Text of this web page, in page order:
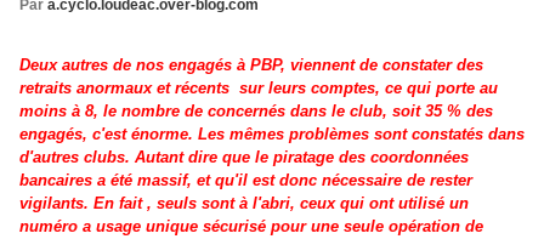
Par a.cyclo.loudeac.over-blog.com
Deux autres de nos engagés à PBP, viennent de constater des
retraits anormaux et récents sur leurs comptes, ce qui porte au
moins à 8, le nombre de concernés dans le club, soit 35 % des
engagés, c'est énorme. Les mêmes problèmes sont constatés dans
d'autres clubs. Autant dire que le piratage des coordonnées
bancaires a été massif, et qu'il est donc nécessaire de rester
vigilants. En fait , seuls sont à l'abri, ceux qui ont utilisé un
numéro a usage unique sécurisé pour une seule opération de